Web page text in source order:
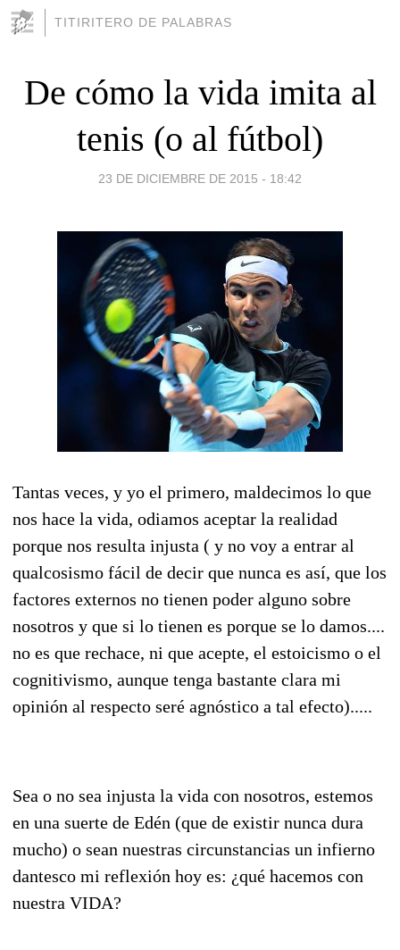
TITIRITERO DE PALABRAS
De cómo la vida imita al
tenis (o al fútbol)
23 DE DICIEMBRE DE 2015 - 18:42
Tantas veces, y yo el primero, maldecimos lo que
nos hace la vida, odiamos aceptar la realidad
porque nos resulta injusta ( y no voy a entrar al
qualcosismo fácil de decir que nunca es así, que los
factores externos no tienen poder alguno sobre
nosotros y que si lo tienen es porque se lo damos....
no es que rechace, ni que acepte, el estoicismo o el
cognitivismo, aunque tenga bastante clara mi
opinión al respecto seré agnóstico a tal efecto).....
Sea o no sea injusta la vida con nosotros, estemos
en una suerte de Edén (que de existir nunca dura
mucho) o sean nuestras circunstancias un infierno
dantesco mi reflexión hoy es: ¿qué hacemos con
nuestra VIDA?